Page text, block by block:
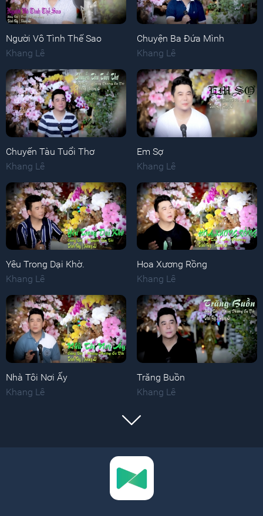
Người Vô Tình Thế Sao
Khang Lê
Chuyện Ba Đứa Mình
Khang Lê
Chuyến Tàu Tuổi Thơ
Khang Lê
Em Sợ
Khang Lê
Yêu Trong Dại Khờ.
Khang Lê
Hoa Xương Rồng
Khang Lê
Nhà Tôi Nơi Ấy
Khang Lê
Trăng Buồn
Khang Lê